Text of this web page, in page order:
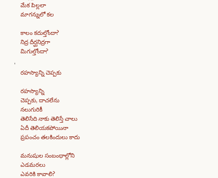
మేక పిల్లలా
మాగన్నులో కల
కాలం కదుల్తోందా?
నిద్ర దీర్ఘనిద్రగా
మిగుల్తోందా?
రహస్యాన్ని చెప్పకు
రహస్యాన్ని
చెప్పకు, దాచలేను
నలుగురికీ
తెలిసేది నాకు తెలిస్తే చాలు
ఏదీ తెలియకపోయినా
ప్రపంచం తలకిందులు కాదు
మనుషుల సంబంధాల్లోని
ఎడమరలు
ఎవరికి కావాలి?